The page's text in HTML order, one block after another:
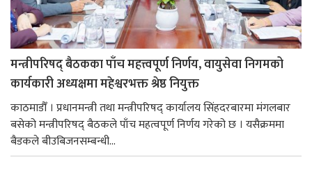
मन्त्रीपरिषद् बैठकका पाँच महत्त्वपूर्ण निर्णय, वायुसेवा निगमको
कार्यकारी अध्यक्षमा महेश्वरभक्त श्रेष्ठ नियुक्त
काठमाडौँ । प्रधानमन्त्री तथा मन्त्रीपरिषद् कार्यालय सिंहदरबारमा मंगलबार
बसेको मन्त्रीपरिषद् बैठकले पाँच महत्वपूर्ण निर्णय गरेको छ । यसैक्रममा
बैडकले बीउबिजनसम्बन्धी...